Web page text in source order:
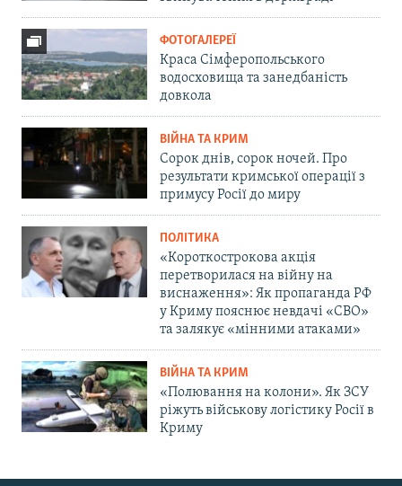
ФОТОГАЛЕРЕЇ
Краса Сімферопольського
водосховища та занедбаність
довкола
ВІЙНА ТА КРИМ
Сорок днів, сорок ночей. Про
результати кримської операції з
примусу Росії до миру
ПОЛІТИКА
«Короткострокова акція
перетворилася на війну на
виснаження»: Як пропаганда РФ
у Криму пояснює невдачі «СВО»
та залякує «мінними атаками»
ВІЙНА ТА КРИМ
«Полювання на колони». Як ЗСУ
ріжуть військову логістику Росії в
Криму